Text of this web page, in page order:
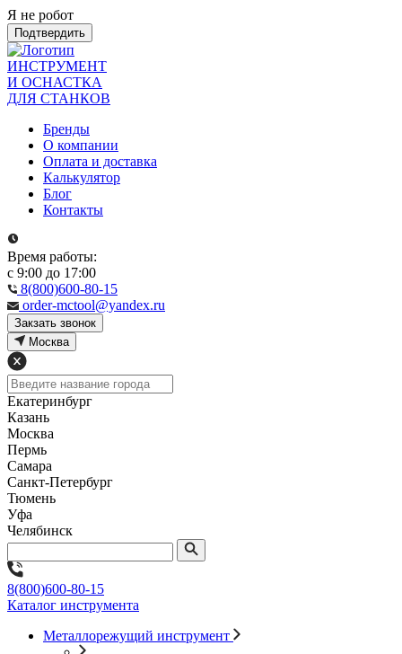
Я не робот
Подтвердить
ИНСТРУМЕНТ
И ОСНАСТКА
ДЛЯ СТАНКОВ
Бренды
О компании
Оплата и доставка
Калькулятор
Блог
Контакты
Время работы:
с 9:00 до 17:00
8(800)600-80-15
order-mctool@yandex.ru
Закзать звонок
Москва
Екатеринбург
Казань
Москва
Пермь
Самара
Санкт-Петербург
Тюмень
Уфа
Челябинск
8(800)600-80-15
Каталог инструмента
Металлорежущий инструмент